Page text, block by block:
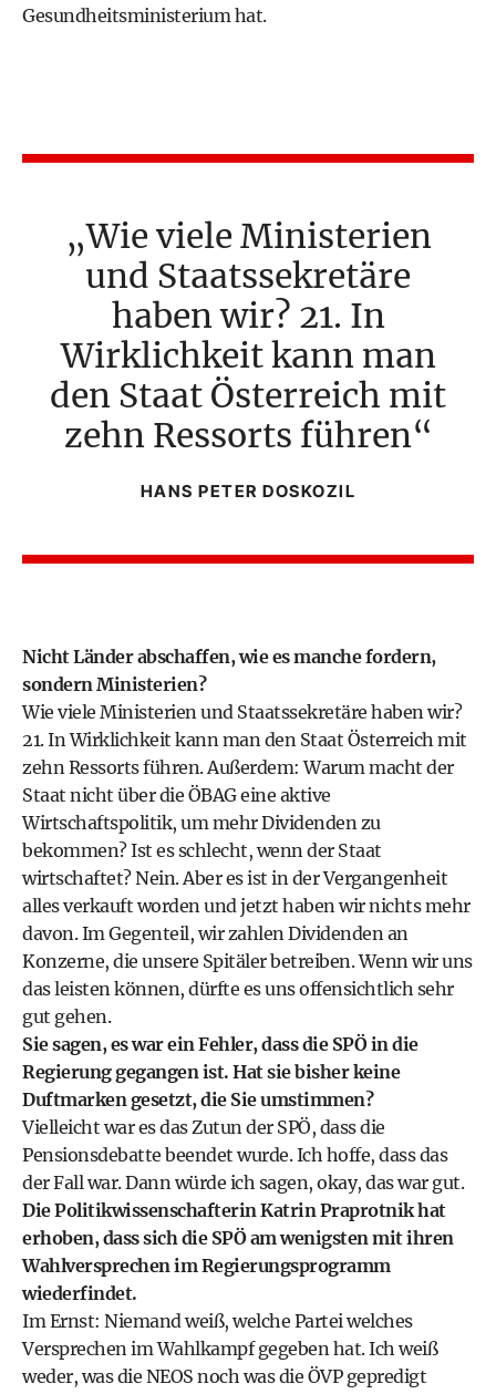
Gesundheitsministerium hat.
Wie viele Ministerien
und Staatssekretäre
haben wir? 21. In
Wirklichkeit kann man
den Staat Österreich mit
zehn Ressorts führen
HANS PETER DOSKOZIL
Nicht Länder abschaffen, wie es manche fordern,
sondern Ministerien?
Wie viele Ministerien und Staatssekretäre haben wir?
21. In Wirklichkeit kann man den Staat Österreich mit
zehn Ressorts führen. Außerdem: Warum macht der
Staat nicht über die ÖBAG eine aktive
Wirtschaftspolitik, um mehr Dividenden zu
bekommen? Ist es schlecht, wenn der Staat
wirtschaftet? Nein. Aber es ist in der Vergangenheit
alles verkauft worden und jetzt haben wir nichts mehr
davon. Im Gegenteil, wir zahlen Dividenden an
Konzerne, die unsere Spitäler betreiben. Wenn wir uns
das leisten können, dürfte es uns offensichtlich sehr
gut gehen.
Sie sagen, es war ein Fehler, dass die SPÖ in die
Regierung gegangen ist. Hat sie bisher keine
Duftmarken gesetzt, die Sie umstimmen?
Vielleicht war es das Zutun der SPÖ, dass die
Pensionsdebatte beendet wurde. Ich hoffe, dass das
der Fall war. Dann würde ich sagen, okay, das war gut.
Die Politikwissenschafterin Katrin Praprotnik hat
erhoben, dass sich die SPÖ am wenigsten mit ihren
Wahlversprechen im Regierungsprogramm
wiederfindet.
Im Ernst: Niemand weiß, welche Partei welches
Versprechen im Wahlkampf gegeben hat. Ich weiß
weder, was die NEOS noch was die ÖVP gepredigt